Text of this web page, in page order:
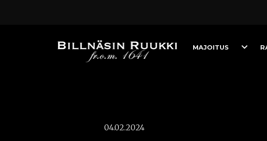
MAJOITUS
Toggle
04.02.2024